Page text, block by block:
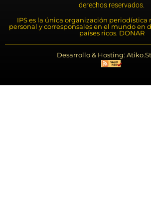
derechos reservados.
IPS es la única organización
personal y corresponsales en el mundo en
países ricos. DONAR
Desarrollo & Hosting: